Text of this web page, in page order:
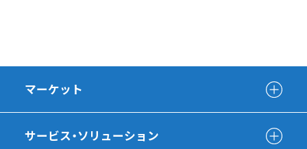
マーケット
サービス・ソリューション